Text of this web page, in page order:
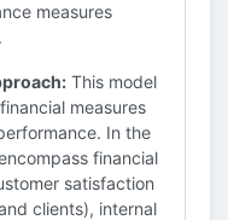
measures
This model
measures
In the
financial
satisfaction
clients), internal